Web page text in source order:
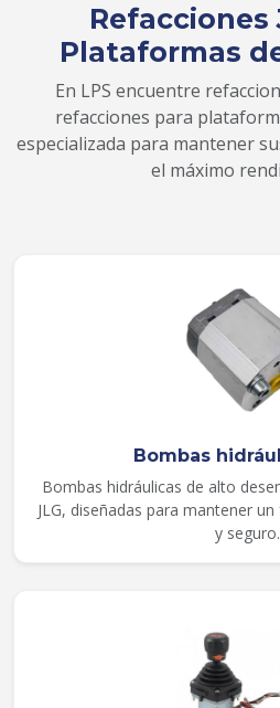
Refacciones
Plataformas
En LPS encuentre
refacciones para
especializada para mantener
el máximo
Bombas
Bombas hidráulicas de alto
JLG, diseñadas para mantener
y seguro.